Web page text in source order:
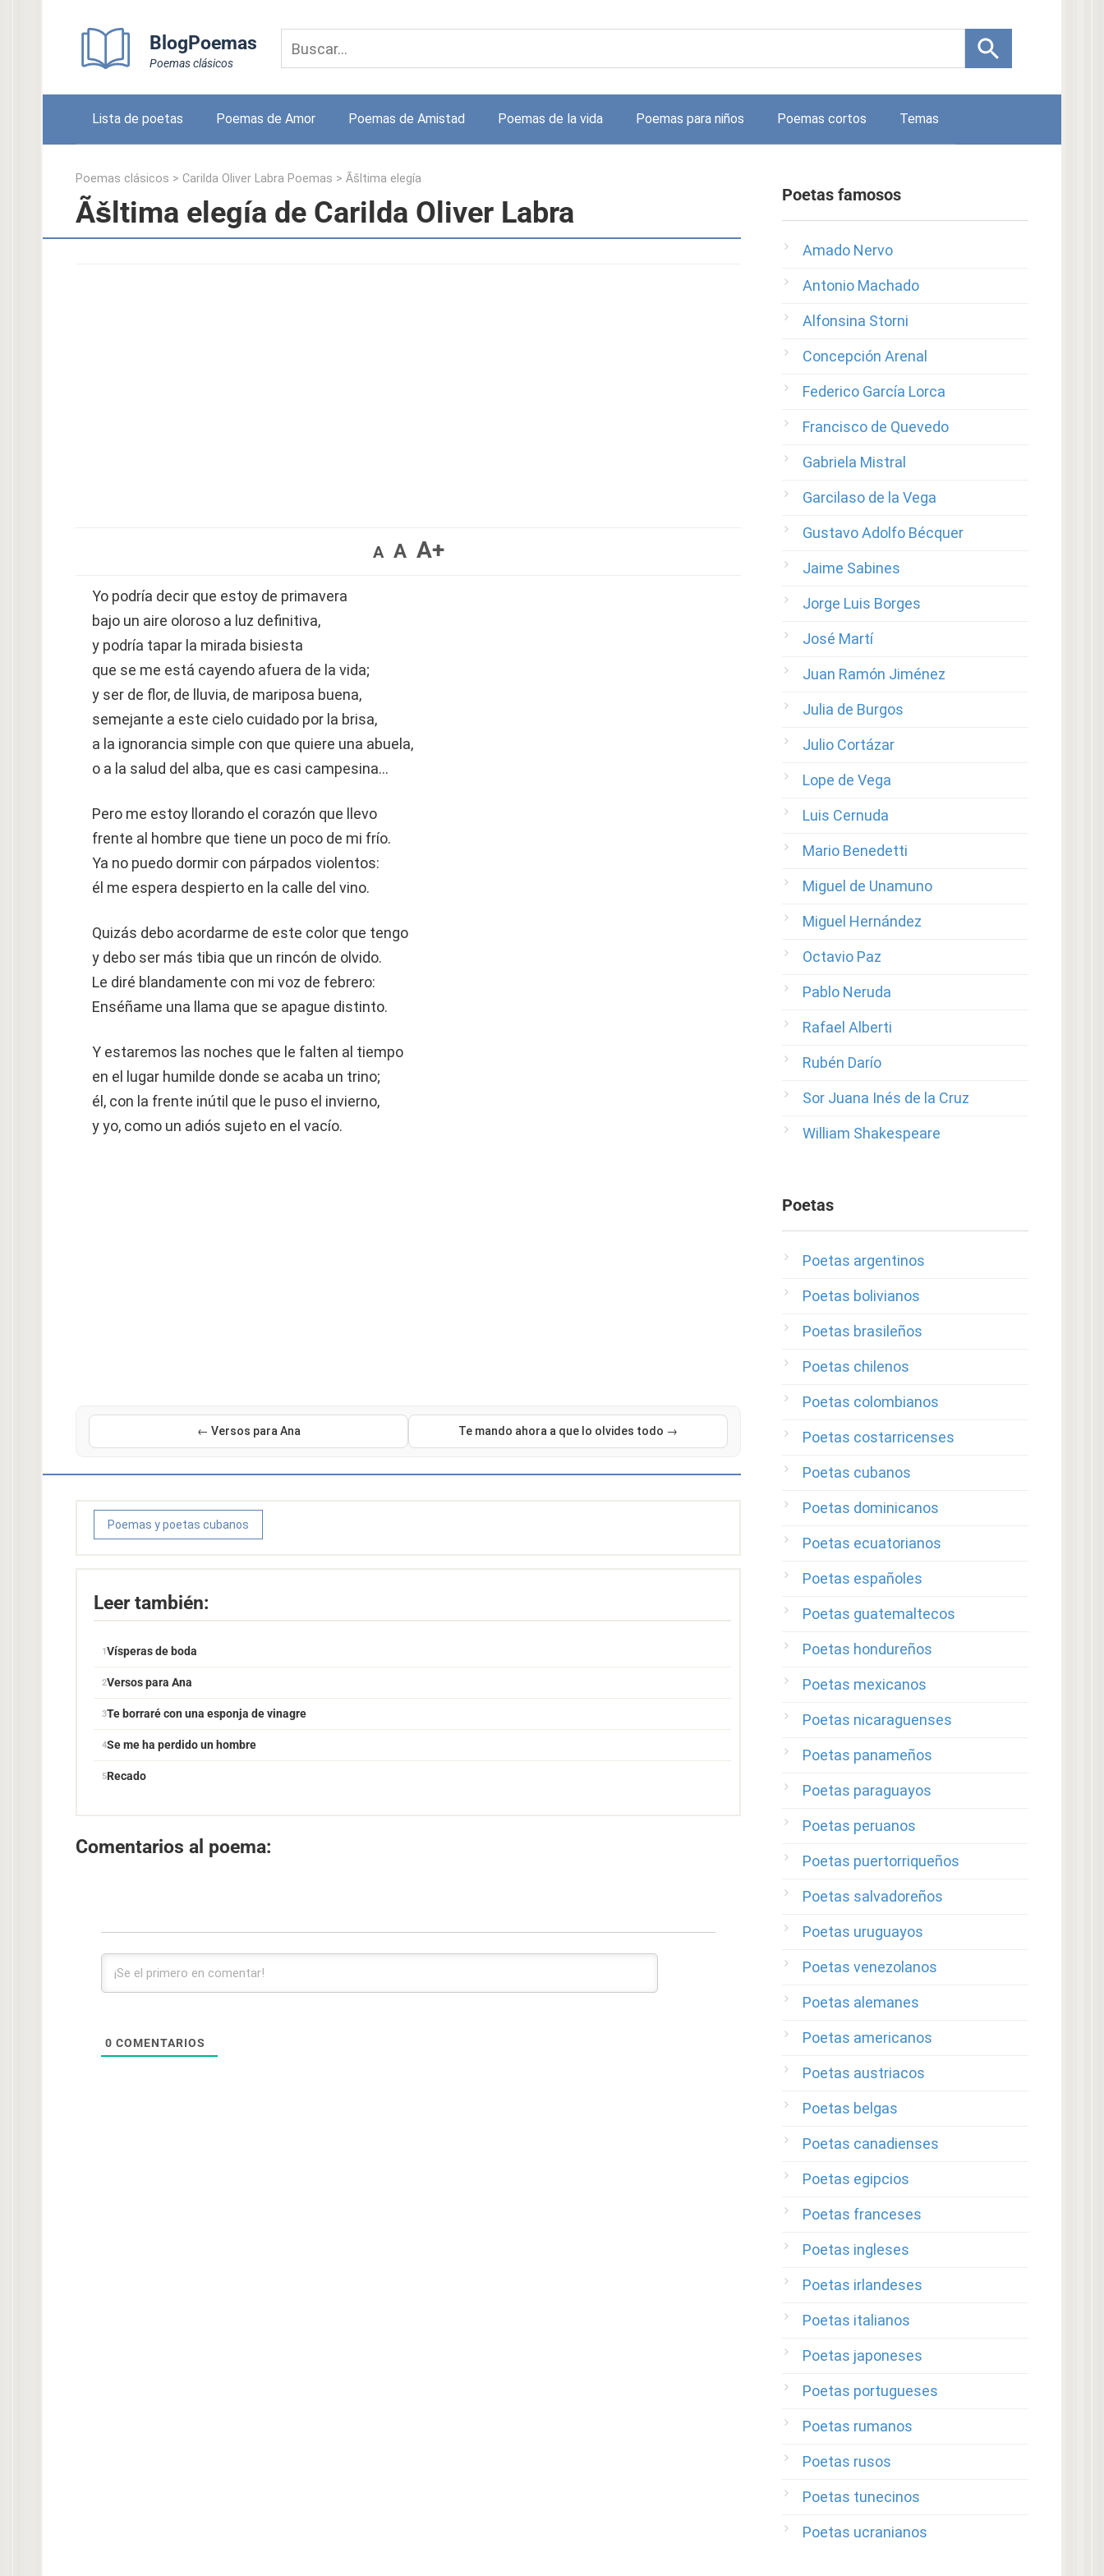
BlogPoemas
Poemas clásicos
Lista de poetas Poemas de Amor Poemas de Amistad Poemas de la vida Poemas para niños Poemas cortos Temas
Poemas clásicos > Carilda Oliver Labra Poemas > Ãšltima elegía
Ãšltima elegía de Carilda Oliver Labra
A A A+
Yo podría decir que estoy de primavera
bajo un aire oloroso a luz definitiva,
y podría tapar la mirada bisiesta
que se me está cayendo afuera de la vida;
y ser de flor, de lluvia, de mariposa buena,
semejante a este cielo cuidado por la brisa,
a la ignorancia simple con que quiere una abuela,
o a la salud del alba, que es casi campesina…
Pero me estoy llorando el corazón que llevo
frente al hombre que tiene un poco de mi frío.
Ya no puedo dormir con párpados violentos:
él me espera despierto en la calle del vino.
Quizás debo acordarme de este color que tengo
y debo ser más tibia que un rincón de olvido.
Le diré blandamente con mi voz de febrero:
Enséñame una llama que se apague distinto.
Y estaremos las noches que le falten al tiempo
en el lugar humilde donde se acaba un trino;
él, con la frente inútil que le puso el invierno,
y yo, como un adiós sujeto en el vacío.
← Versos para Ana Te mando ahora a que lo olvides todo →
Poemas y poetas cubanos
Leer también:
Vísperas de boda
Versos para Ana
Te borraré con una esponja de vinagre
Se me ha perdido un hombre
Recado
Comentarios al poema:
0 COMENTARIOS
Poetas famosos
Amado Nervo
Antonio Machado
Alfonsina Storni
Concepción Arenal
Federico García Lorca
Francisco de Quevedo
Gabriela Mistral
Garcilaso de la Vega
Gustavo Adolfo Bécquer
Jaime Sabines
Jorge Luis Borges
José Martí
Juan Ramón Jiménez
Julia de Burgos
Julio Cortázar
Lope de Vega
Luis Cernuda
Mario Benedetti
Miguel de Unamuno
Miguel Hernández
Octavio Paz
Pablo Neruda
Rafael Alberti
Rubén Darío
Sor Juana Inés de la Cruz
William Shakespeare
Poetas
Poetas argentinos
Poetas bolivianos
Poetas brasileños
Poetas chilenos
Poetas colombianos
Poetas costarricenses
Poetas cubanos
Poetas dominicanos
Poetas ecuatorianos
Poetas españoles
Poetas guatemaltecos
Poetas hondureños
Poetas mexicanos
Poetas nicaraguenses
Poetas panameños
Poetas paraguayos
Poetas peruanos
Poetas puertorriqueños
Poetas salvadoreños
Poetas uruguayos
Poetas venezolanos
Poetas alemanes
Poetas americanos
Poetas austriacos
Poetas belgas
Poetas canadienses
Poetas egipcios
Poetas franceses
Poetas ingleses
Poetas irlandeses
Poetas italianos
Poetas japoneses
Poetas portugueses
Poetas rumanos
Poetas rusos
Poetas tunecinos
Poetas ucranianos